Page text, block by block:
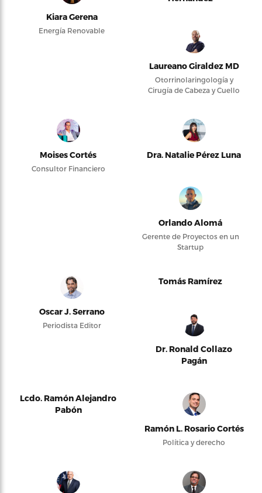
Kiara Gerena
Energía Renovable
Laureano Giraldez MD
Otorrinolaringología y
Cirugía de Cabeza y Cuello
Moises Cortés
Consultor Financiero
Dra. Natalie Pérez Luna
Orlando Alomá
Gerente de Proyectos en un
Startup
Oscar J. Serrano
Periodista Editor
Tomás Ramírez
Dr. Ronald Collazo
Pagán
Lcdo. Ramón Alejandro
Pabón
Ramón L. Rosario Cortés
Política y derecho